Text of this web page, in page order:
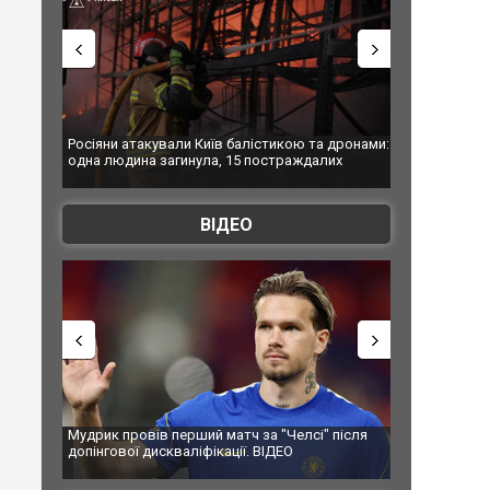
Київ балістикою та дронами:
загинула, 15 постраждалих
У Краматорську вже 24
показала наслідки авіаудару
ВІДЕО
перший матч за "Челсі" після
дискваліфікації. ВІДЕО
Українські надзвичайники
під час ліквідації масштабної
Франції